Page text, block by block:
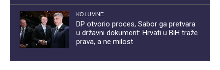
KOLUMNE
DP otvorio proces, Sabor ga pretvara
u državni dokument: Hrvati u BiH traže
prava, a ne milost